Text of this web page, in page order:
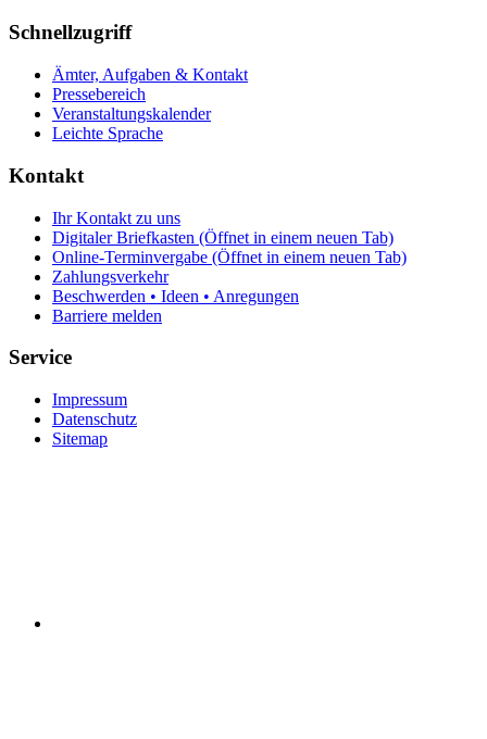
Schnellzugriff
Ämter, Aufgaben & Kontakt
Pressebereich
Veranstaltungskalender
Leichte Sprache
Kontakt
Ihr Kontakt zu uns
Digitaler Briefkasten (Öffnet in einem neuen Tab)
Online-Terminvergabe (Öffnet in einem neuen Tab)
Zahlungsverkehr
Beschwerden • Ideen • Anregungen
Barriere melden
Service
Impressum
Datenschutz
Sitemap